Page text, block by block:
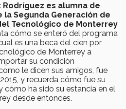
Rodríguez es alumna de
la Segunda Generación de
Tecnológico de Monterrey
cómo se enteró del programa
es una beca del cien por
de Monterrey a
su condición
le dicen sus amigos, fue
y recuerda cómo fue su
cómo ha sido su estancia en el
desde entonces.